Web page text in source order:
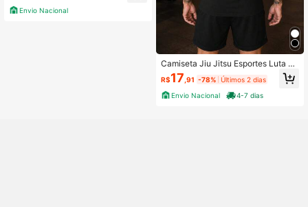
Envio Nacional
Camiseta Jiu Jitsu Esportes Luta Tr
eino Simples Básica Unissex 100%
Algodão Premium – Masculino e Fe
minino | Casual, Streetwear, Plus Si
ze, Lançamento com Envio Imediat
R$17 ,91 -78% Últimos 2 dias
Envio Nacional
4-7 dias